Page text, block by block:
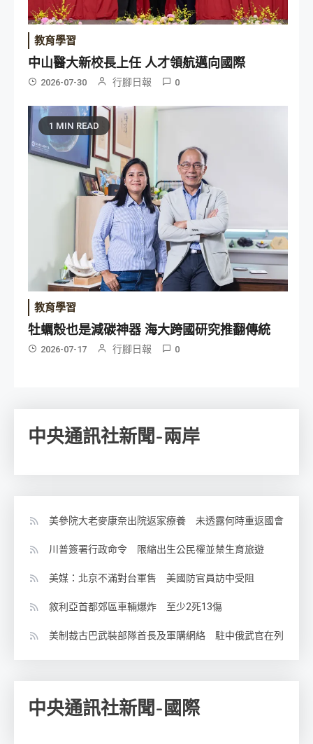
教育學習
中山醫大新校長上任 人才領航邁向國際
2026-07-30 行腳日報 0
1 MIN READ
教育學習
牡蠣殼也是減碳神器 海大跨國研究推翻傳統
2026-07-17 行腳日報 0
中央通訊社新聞-兩岸
美參院大老麥康奈出院返家療養 未透露何時重返國會
川普簽署行政命令 限縮出生公民權並禁生育旅遊
美媒：北京不滿對台軍售 美國防官員訪中受阻
敘利亞首都郊區車輛爆炸 至少2死13傷
美制裁古巴武裝部隊首長及軍購網絡 駐中俄武官在列
中央通訊社新聞-國際